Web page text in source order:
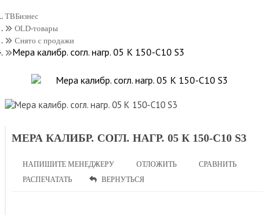
ТВБизнес
OLD-товары
Снято с продажи
Мера калибр. согл. нагр. 05 К 150-C10 S3
МЕРА КАЛИБР. СОГЛ. НАГР. 05 К 150-C10 S3
НАПИШИТЕ МЕНЕДЖЕРУ ОТЛОЖИТЬ
СРАВНИТЬ
РАСПЕЧАТАТЬ
ВЕРНУТЬСЯ